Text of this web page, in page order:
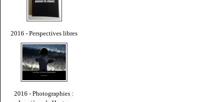
2016 - Perspectives libres
2016 - Photographies :